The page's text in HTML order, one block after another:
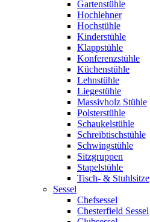
Gartenstühle
Hochlehner
Hochstühle
Kinderstühle
Klappstühle
Konferenzstühle
Küchenstühle
Lehnstühle
Liegestühle
Massivholz Stühle
Polsterstühle
Schaukelstühle
Schreibtischstühle
Schwingstühle
Sitzgruppen
Stapelstühle
Tisch- & Stuhlsitze
Sessel
Chefsessel
Chesterfield Sessel